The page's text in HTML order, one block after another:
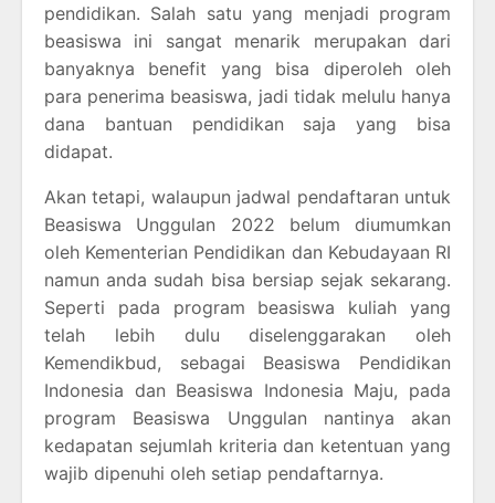
pendidikan. Salah satu yang menjadi program
beasiswa ini sangat menarik merupakan dari
banyaknya benefit yang bisa diperoleh oleh
para penerima beasiswa, jadi tidak melulu hanya
dana bantuan pendidikan saja yang bisa
didapat.
Akan tetapi, walaupun jadwal pendaftaran untuk
Beasiswa Unggulan 2022 belum diumumkan
oleh Kementerian Pendidikan dan Kebudayaan RI
namun anda sudah bisa bersiap sejak sekarang.
Seperti pada program beasiswa kuliah yang
telah lebih dulu diselenggarakan oleh
Kemendikbud, sebagai Beasiswa Pendidikan
Indonesia dan Beasiswa Indonesia Maju, pada
program Beasiswa Unggulan nantinya akan
kedapatan sejumlah kriteria dan ketentuan yang
wajib dipenuhi oleh setiap pendaftarnya.